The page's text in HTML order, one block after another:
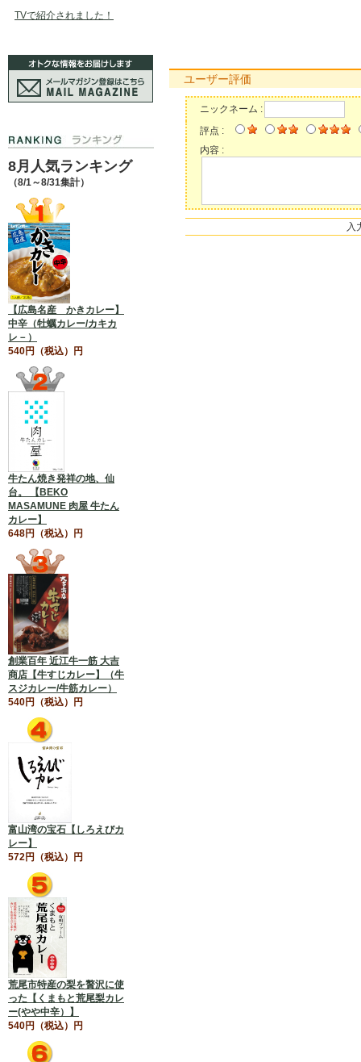
TVで紹介されました！
8月人気ランキング
（8/1～8/31集計）
【広島名産 かきカレー】
中辛（牡蠣カレー/カキカ
レ－）
540円（税込）円
牛たん焼き発祥の地、仙
台。 【BEKO
MASAMUNE 肉屋 牛たん
カレー】
648円（税込）円
創業百年 近江牛一筋 大吉
商店【牛すじカレー】（牛
スジカレー/牛筋カレー）
540円（税込）円
富山湾の宝石【しろえびカ
レー】
572円（税込）円
荒尾市特産の梨を贅沢に使
った【くまもと荒尾梨カレ
ー(やや中辛）】
540円（税込）円
ユーザー評価
ニックネーム :
評点 :
内容 :
入